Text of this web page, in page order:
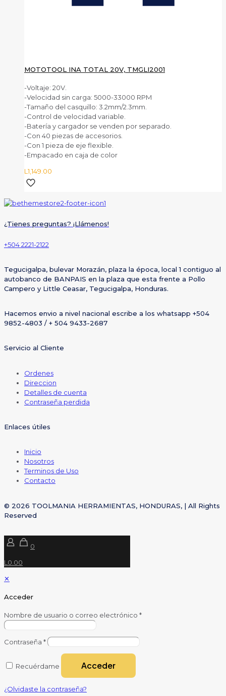
MOTOTOOL INA TOTAL 20V, TMGLI2001
-Voltaje: 20V.
-Velocidad sin carga: 5000-33000 RPM
-Tamaño del casquillo: 3.2mm/2.3mm.
-Control de velocidad variable.
-Batería y cargador se venden por separado.
-Con 40 piezas de accesorios.
-Con 1 pieza de eje flexible.
-Empacado en caja de color
L1,149.00
¿Tienes preguntas? ¡Llámenos!
+504 2221-2122
Tegucigalpa, bulevar Morazán, plaza la época, local 1 contiguo al
autobanco de BANPAIS en la plaza que esta frente a Pollo
Campero y Little Ceasar, Tegucigalpa, Honduras.
Hacemos envio a nivel nacional escribe a los whatsapp +504
9852-4803 / + 504 9433-2687
Servicio al Cliente
Ordenes
Direccion
Detalles de cuenta
Contraseña perdida
Enlaces útiles
Inicio
Nosotros
Terminos de Uso
Contacto
© 2026 TOOLMANIA HERRAMIENTAS, HONDURAS, | All Rights
Reserved
0
L0.00
✕
Acceder
Nombre de usuario o correo electrónico *
Contraseña *
Recuérdame Acceder
¿Olvidaste la contraseña?